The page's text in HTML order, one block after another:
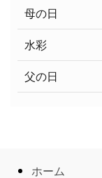
母の日
水彩
父の日
ホーム